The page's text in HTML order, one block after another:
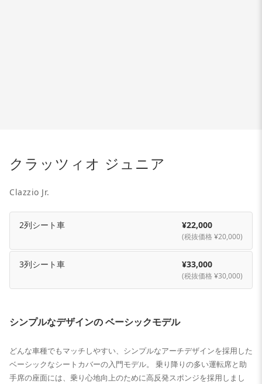
クラッツィオ ジュニア
Clazzio Jr.
2列シート車 ¥22,000
(税抜価格 ¥20,000)
3列シート車 ¥33,000
(税抜価格 ¥30,000)
シンプルなデザインの ベーシックモデル
どんな車種でもマッチしやすい、シンプルなアーチデザインを採用した
ベーシックなシートカバーの入門モデル。 乗り降りの多い運転席と助
手席の座面には、乗り心地向上のために高反発スポンジを採用しまし